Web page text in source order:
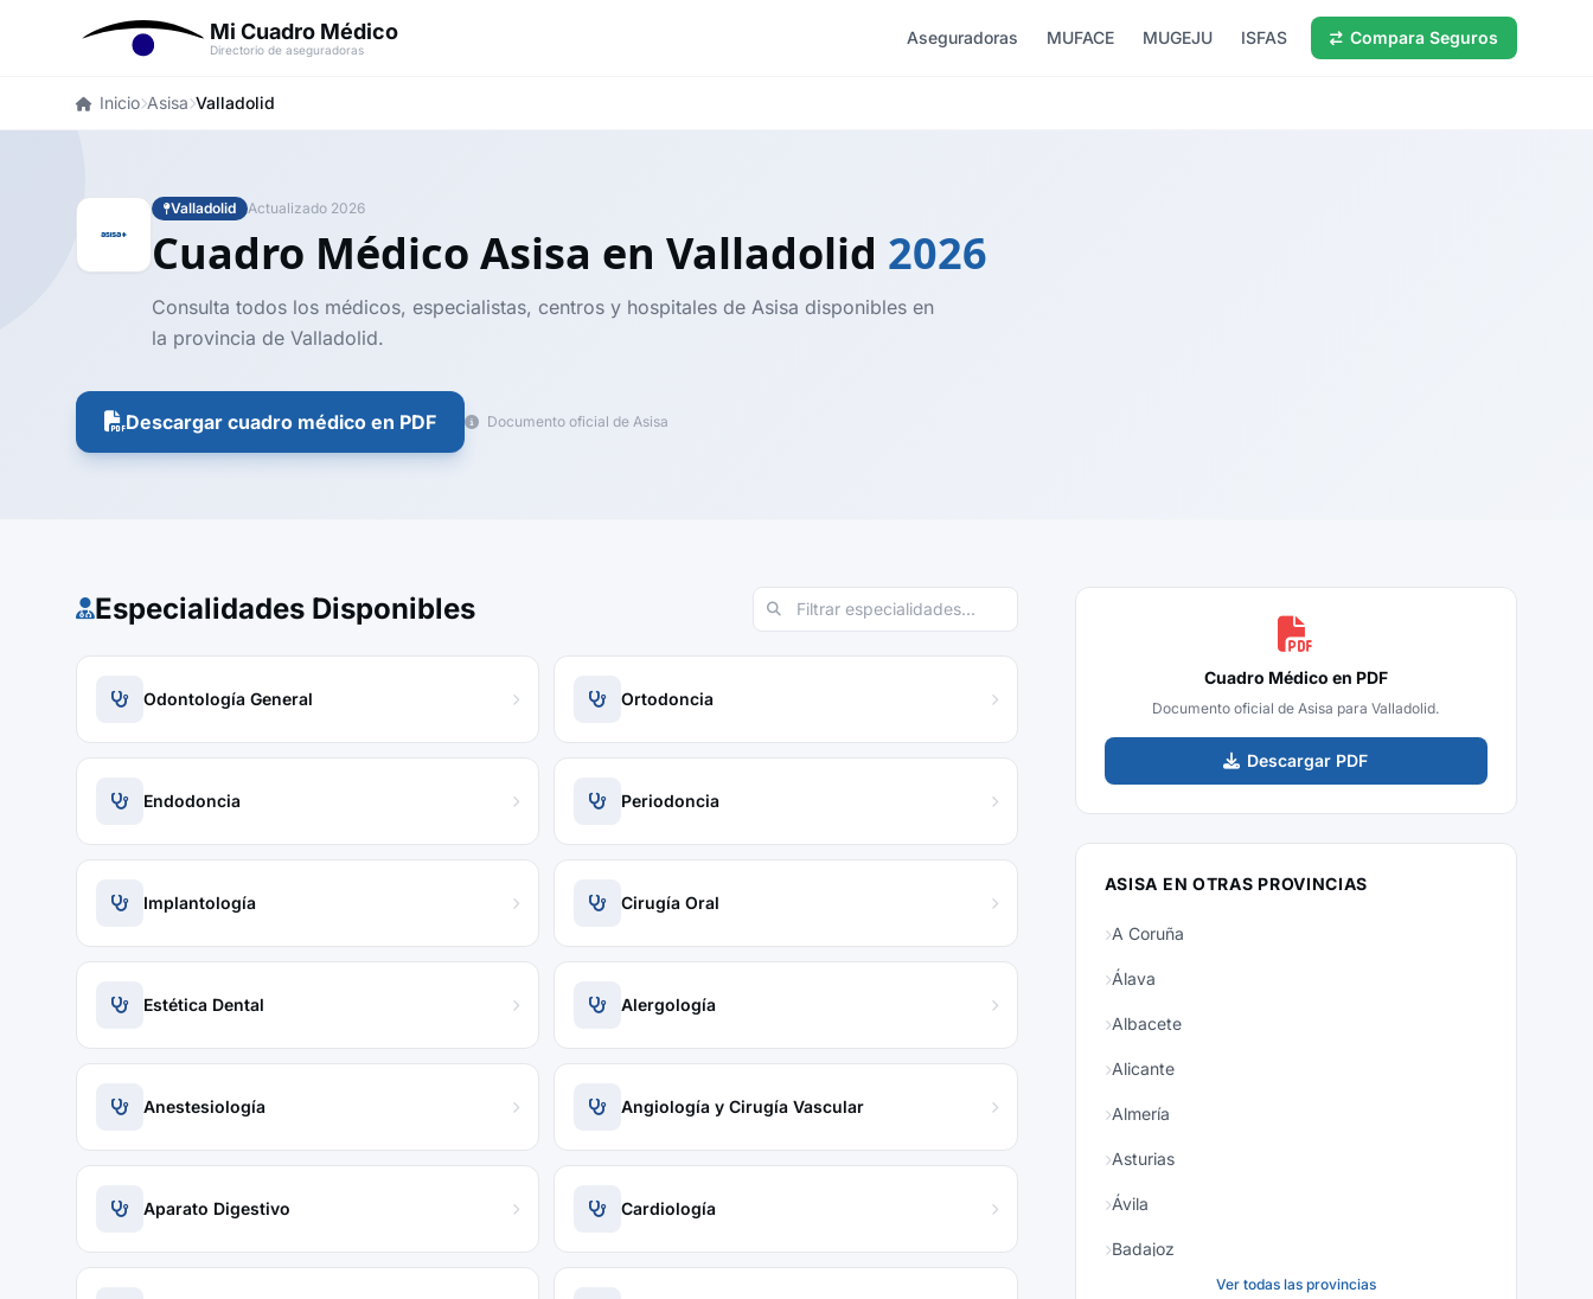
Mi Cuadro Médico
Directorio de aseguradoras
Aseguradoras MUFACE MUGEJU ISFAS Compara Seguros
Inicio Asisa Valladolid
Valladolid Actualizado 2026
Cuadro Médico Asisa en Valladolid 2026
Consulta todos los médicos, especialistas, centros y hospitales de Asisa disponibles en
la provincia de Valladolid.
Descargar cuadro médico en PDF Documento oficial de Asisa
Especialidades Disponibles
Odontología General Ortodoncia
Endodoncia Periodoncia
Implantología Cirugía Oral
Estética Dental Alergología
Anestesiología Angiología y Cirugía Vascular
Aparato Digestivo Cardiología
Cuadro Médico en PDF
Documento oficial de Asisa para Valladolid.
Descargar PDF
ASISA EN OTRAS PROVINCIAS
A Coruña
Álava
Albacete
Alicante
Almería
Asturias
Ávila
Badajoz
Ver todas las provincias